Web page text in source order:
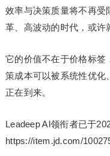
效率与决策质量将不再受
革、高波动的时代，或许
它的价值不在于价格标签
策成本可以被系统性优化
正在到来。
Leadeep AI领衔者已于
https://item.jd.com/